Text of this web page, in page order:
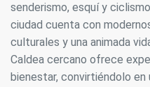
senderismo, esquí y
ciudad cuenta con
culturales y una animada
Caldea cercano ofrece
bienestar, convirtiéndolo